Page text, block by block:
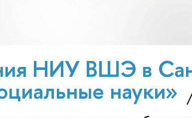
НИУ ВШЭ в
науки»